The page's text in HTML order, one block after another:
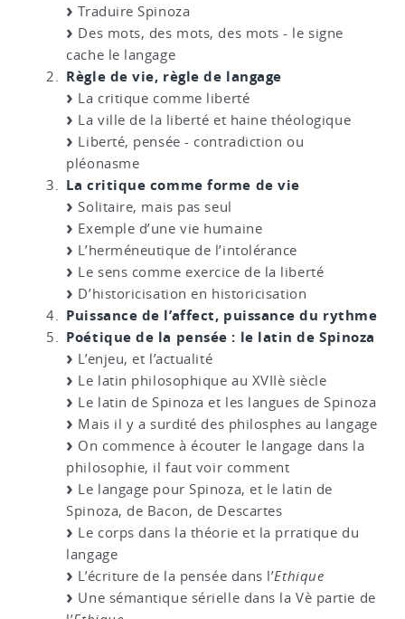
Traduire Spinoza
Des mots, des mots, des mots - le signe
cache le langage
Règle de vie, règle de langage
La critique comme liberté
La ville de la liberté et haine théologique
Liberté, pensée - contradiction ou
pléonasme
La critique comme forme de vie
Solitaire, mais pas seul
Exemple d’une vie humaine
L’herméneutique de l’intolérance
Le sens comme exercice de la liberté
D’historicisation en historicisation
Puissance de l’affect, puissance du rythme
Poétique de la pensée : le latin de Spinoza
L’enjeu, et l’actualité
Le latin philosophique au XVIIè siècle
Le latin de Spinoza et les langues de Spinoza
Mais il y a surdité des philosphes au langage
On commence à écouter le langage dans la
philosophie, il faut voir comment
Le langage pour Spinoza, et le latin de
Spinoza, de Bacon, de Descartes
Le corps dans la théorie et la prratique du
langage
L’écriture de la pensée dans l’Ethique
Une sémantique sérielle dans la Vè partie de